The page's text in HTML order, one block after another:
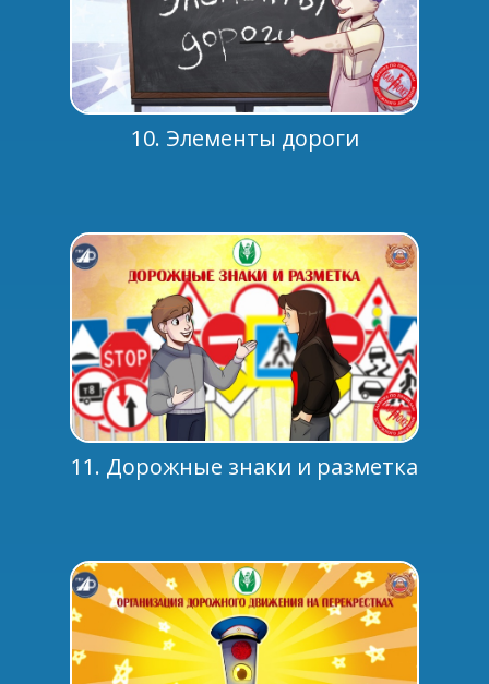
10. Элементы дороги
11. Дорожные знаки и разметка